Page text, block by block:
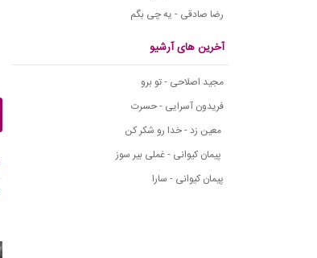
رضا صادقی - یه چی بگم
آخرین های آرشیو
مجید اصلاحی - تو برو
فریدون آسرایی - حسرت
معین زد - خدا رو شکر کن
پیمان کیوانی - غملی بیر سوز
پیمان کیوانی - سارا